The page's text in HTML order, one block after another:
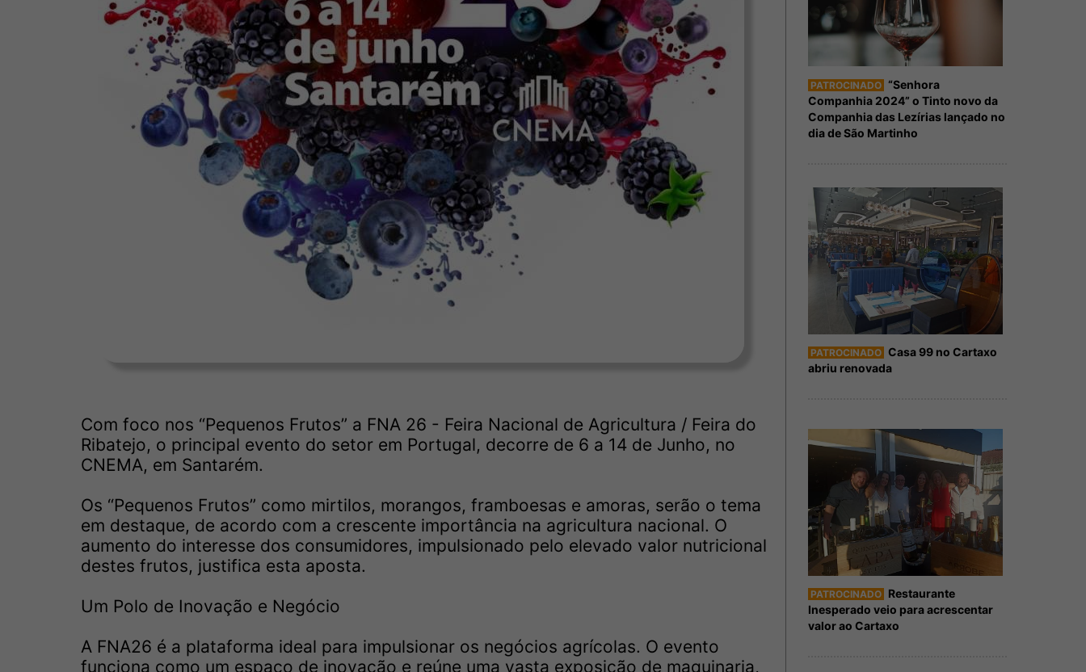
Com foco nos “Pequenos Frutos” a FNA 26 - Feira Nacional de Agricultura / Feira do
Ribatejo, o principal evento do setor em Portugal, decorre de 6 a 14 de Junho, no
CNEMA, em Santarém.
Os “Pequenos Frutos” como mirtilos, morangos, framboesas e amoras, serão o tema
em destaque, de acordo com a crescente importância na agricultura nacional. O
aumento do interesse dos consumidores, impulsionado pelo elevado valor nutricional
destes frutos, justifica esta aposta.
Um Polo de Inovação e Negócio
A FNA26 é a plataforma ideal para impulsionar os negócios agrícolas. O evento
funciona como um espaço de inovação e reúne uma vasta exposição de maquinaria,
PATROCINADO “Senhora
Companhia 2024” o Tinto novo da
Companhia das Lezírias lançado no
dia de São Martinho
PATROCINADO Casa 99 no Cartaxo
abriu renovada
PATROCINADO Restaurante
Inesperado veio para acrescentar
valor ao Cartaxo